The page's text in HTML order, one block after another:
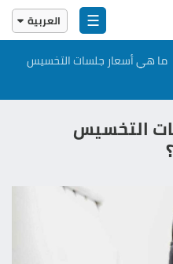
☰
العربية
English
العربية
ما هي أسعار جلسات التخسيس
التخسيس